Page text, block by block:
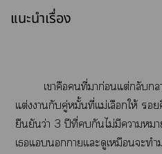
แนะนำเรื่อง
เาคือคนที่มาก่อนแต่กลับก
แต่งากับคู่หมั้นที่แม่เลือกให้
ยืนยันว่า 3 ปีที่กันไม่มีาา
เแาแะดูเหมือนะทำ